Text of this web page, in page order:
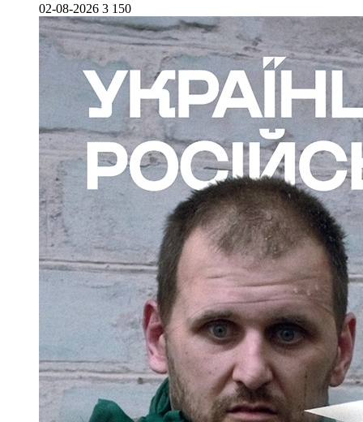
02-08-2026 3 150